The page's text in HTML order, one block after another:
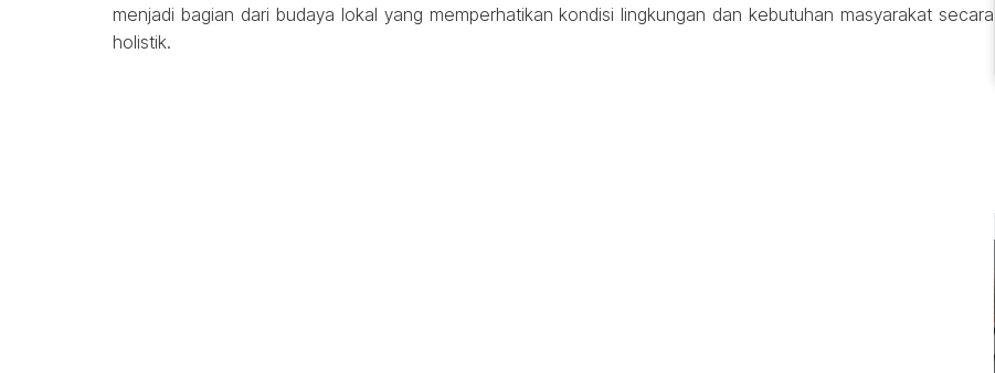
menjadi bagian dari budaya lokal yang memperhatikan kondisi lingkungan dan kebutuhan masyarakat secara
holistik.